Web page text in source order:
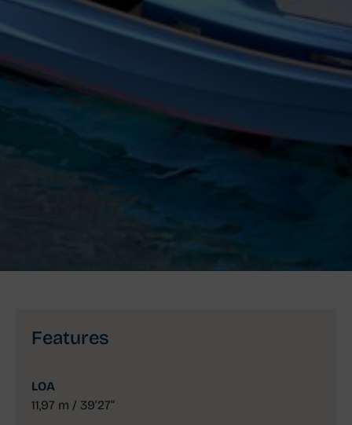
Features
LOA
11,97 m / 39’27”